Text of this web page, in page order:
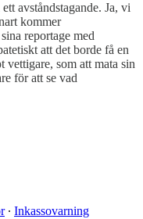
avståndstagande. Ja, vi
kommer
reportage med
att det borde få en
vettigare, som att mata sin
för att se vad
∙ Inkassovarning